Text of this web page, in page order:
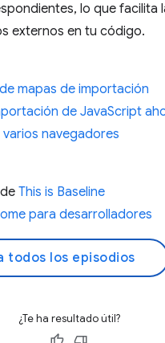
lo que facilita
externos en tu código.
mapas de importación
de JavaScript
navegadores
This is Baseline
para desarrolladores
todos los episodios
¿Te ha resultado útil?